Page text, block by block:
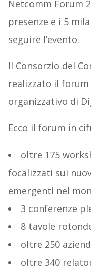
Netcomm Forum
presenze e i 5
seguire l’evento.
Il Consorzio del
realizzato il
organizzativo di
Ecco il forum in
oltre 175
focalizzati sui
emergenti nel
3 conferenze
8 tavole
oltre 250
oltre 340